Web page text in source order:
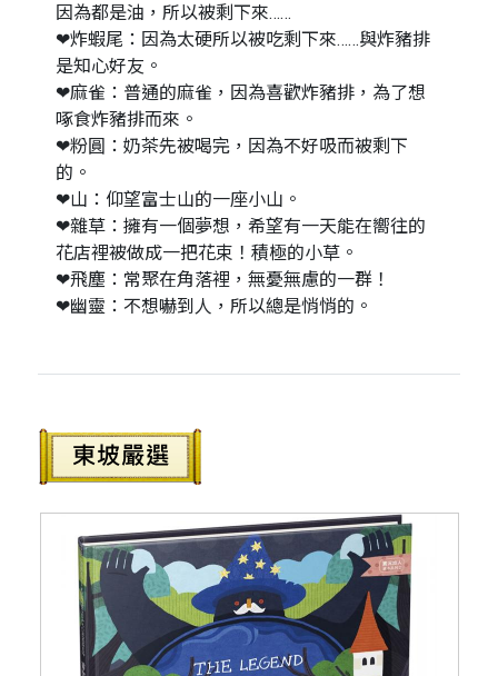
因為都是油，所以被剩下來……
❤炸蝦尾：因為太硬所以被吃剩下來……與炸豬排
是知心好友。
❤麻雀：普通的麻雀，因為喜歡炸豬排，為了想
啄食炸豬排而來。
❤粉圓：奶茶先被喝完，因為不好吸而被剩下
的。
❤山：仰望富士山的一座小山。
❤雜草：擁有一個夢想，希望有一天能在嚮往的
花店裡被做成一把花束！積極的小草。
❤飛塵：常聚在角落裡，無憂無慮的一群！
❤幽靈：不想嚇到人，所以總是悄悄的。